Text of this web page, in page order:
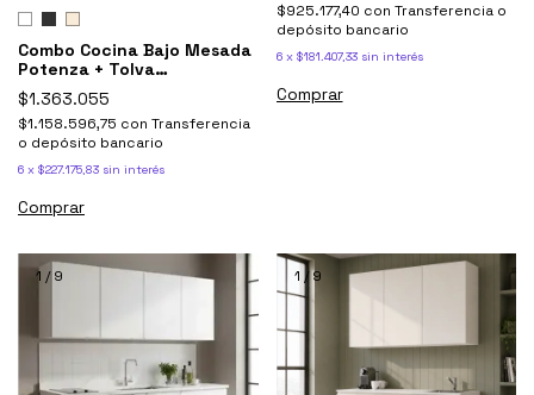
Combo Cocina Bajo Mesada
Potenza + Tolva
despensero + Torre
oirtahorno + Alacena
$1.363.055
$1.158.596,75 con Transferencia
o depósito bancario
6 x $227.175,83 sin interés
Comprar
$925.177,40 con Transferencia o
depósito bancario
6 x $181.407,33 sin interés
Comprar
1 /9 1 /9